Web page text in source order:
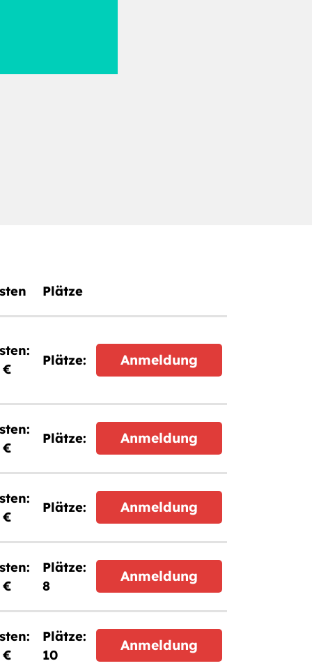
Plätze
€
Anmeldung
€
Anmeldung
€
Anmeldung
€ 8
Anmeldung
€ 10
Anmeldung